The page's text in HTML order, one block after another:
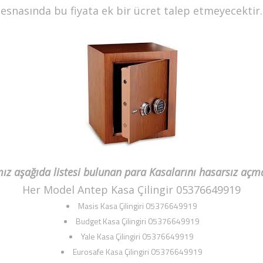
esnasında bu fiyata ek bir ücret talep etmeyecektir.
aşağıda listesi bulunan para Kasalarını hasarsız
Her Model Antep Kasa Çilingir 05376649919
Masis Kasa Çilingiri 05376649919
Budget Kasa Çilingiri 05376649919
Yale Kasa Çilingiri 05376649919
Eurosafe Kasa Çilingiri 05376649919